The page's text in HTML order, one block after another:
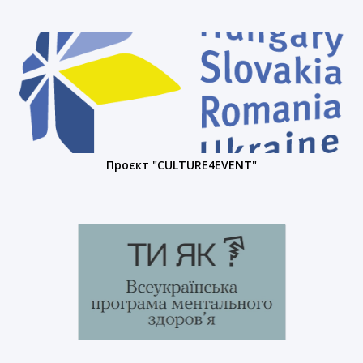
Проєкт "CULTURE4EVENT"